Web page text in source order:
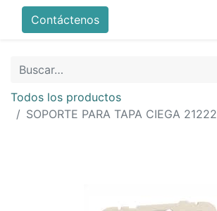
Contáctenos
Todos los productos
SOPORTE PARA TAPA CIEGA 21222